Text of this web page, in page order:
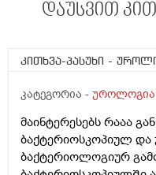
დაუსვით
კითხვა-პასუხი -
კატეგორია - უროლოგია
მაინტერესებს რააა
ბაქტერიოსკოპიულ
ბაქტერიოლოგიურ